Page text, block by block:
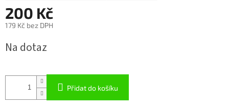
200 Kč
179 Kč bez DPH
cena:
Na dotaz
Přidat do košíku